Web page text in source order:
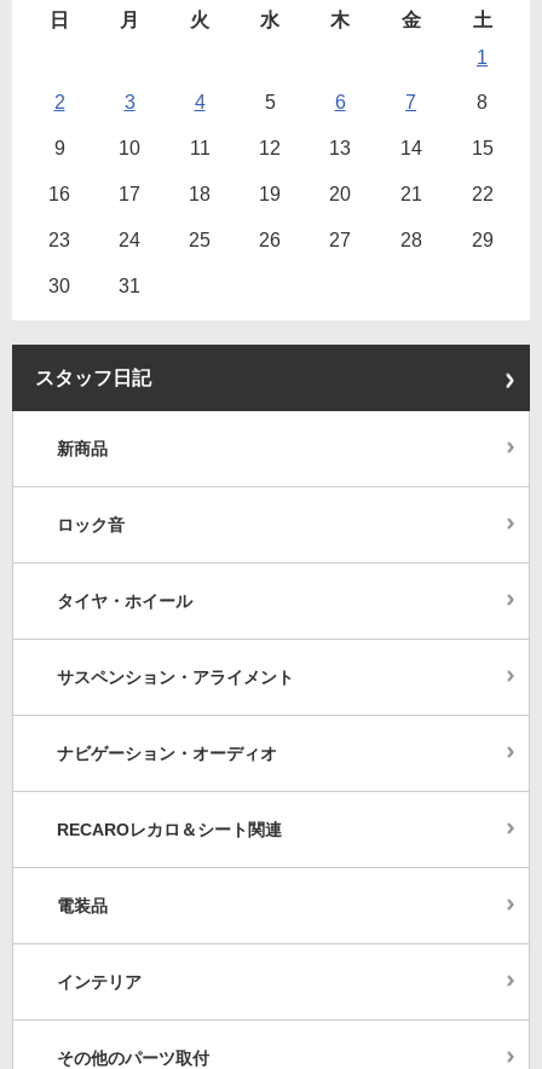
日 月 火 水 木 金
土
1
2 3 4 5 6 7 8
9 10 11 12 13 14 15
16 17 18 19 20 21 22
23 24 25 26 27 28 29
30 31
スタッフ日記
新商品
ロック音
タイヤ・ホイール
サスペンション・アライメント
ナビゲーション・オーディオ
RECAROレカロ＆シート関連
電装品
インテリア
その他のパーツ取付